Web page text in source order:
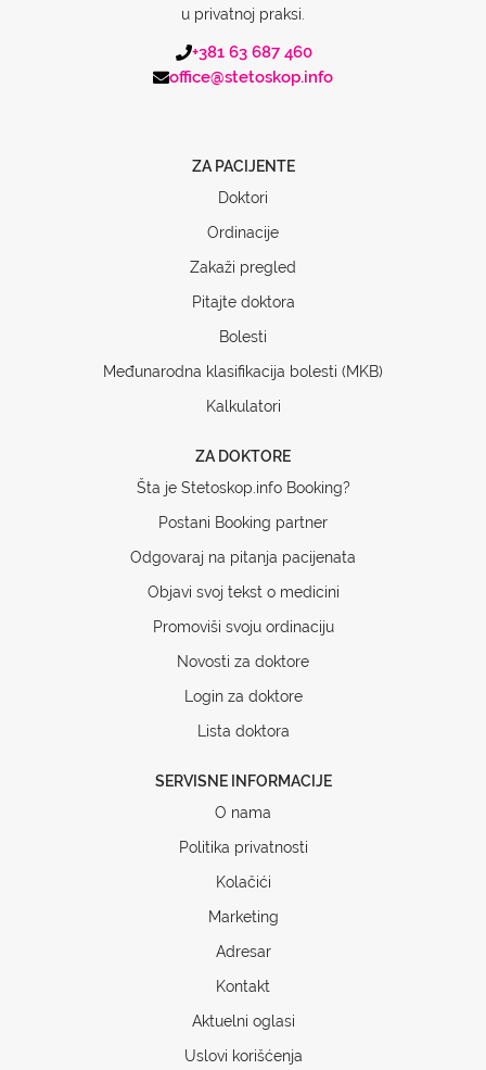
u privatnoj praksi.
+381 63 687 460
office@stetoskop.info
ZA PACIJENTE
Doktori
Ordinacije
Zakaži pregled
Pitajte doktora
Bolesti
Međunarodna klasifikacija bolesti (MKB)
Kalkulatori
ZA DOKTORE
Šta je Stetoskop.info Booking?
Postani Booking partner
Odgovaraj na pitanja pacijenata
Objavi svoj tekst o medicini
Promoviši svoju ordinaciju
Novosti za doktore
Login za doktore
Lista doktora
SERVISNE INFORMACIJE
O nama
Politika privatnosti
Kolačići
Marketing
Adresar
Kontakt
Aktuelni oglasi
Uslovi korišćenja